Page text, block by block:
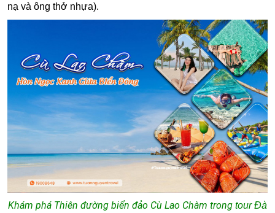
nạ và ông thở nhựa).
Khám phá Thiên đường biển đảo Cù Lao Chàm trong tour Đà